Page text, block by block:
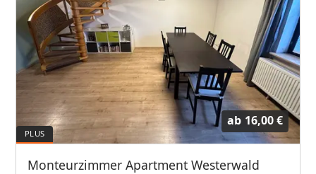
ab 16,00 €
Monteurzimmer Apartment Westerwald